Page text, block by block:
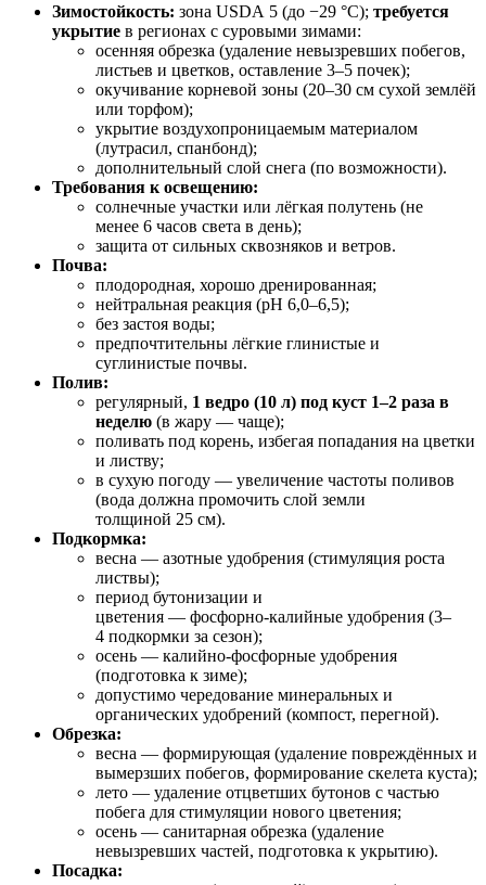
Зимостойкость: зона USDA 5 (до −29 °C); требуется
укрытие в регионах с суровыми зимами:
осенняя обрезка (удаление невызревших побегов,
листьев и цветков, оставление 3–5 почек);
окучивание корневой зоны (20–30 см сухой землёй
или торфом);
укрытие воздухопроницаемым материалом
(лутрасил, спанбонд);
дополнительный слой снега (по возможности).
Требования к освещению:
солнечные участки или лёгкая полутень (не
менее 6 часов света в день);
защита от сильных сквозняков и ветров.
Почва:
плодородная, хорошо дренированная;
нейтральная реакция (pH 6,0–6,5);
без застоя воды;
предпочтительны лёгкие глинистые и
суглинистые почвы.
Полив:
регулярный, 1 ведро (10 л) под куст 1–2 раза в
неделю (в жару — чаще);
поливать под корень, избегая попадания на цветки
и листву;
в сухую погоду — увеличение частоты поливов
(вода должна промочить слой земли
толщиной 25 см).
Подкормка:
весна — азотные удобрения (стимуляция роста
листвы);
период бутонизации и
цветения — фосфорно‑калийные удобрения (3–
4 подкормки за сезон);
осень — калийно‑фосфорные удобрения
(подготовка к зиме);
допустимо чередование минеральных и
органических удобрений (компост, перегной).
Обрезка:
весна — формирующая (удаление повреждённых и
вымерзших побегов, формирование скелета куста);
лето — удаление отцветших бутонов с частью
побега для стимуляции нового цветения;
осень — санитарная обрезка (удаление
невызревших частей, подготовка к укрытию).
Посадка: